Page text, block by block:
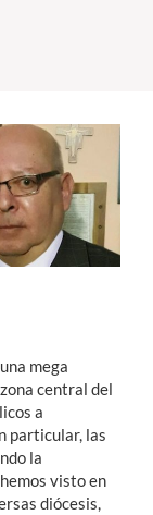
mega
central del
a
particular, las
la
visto en
diócesis,